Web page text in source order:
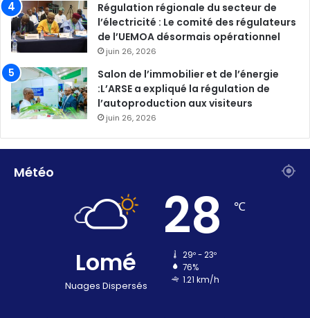
Régulation régionale du secteur de
l’électricité : Le comité des régulateurs
de l’UEMOA désormais opérationnel
juin 26, 2026
Salon de l’immobilier et de l’énergie
:L’ARSE a expliqué la régulation de
l’autoproduction aux visiteurs
juin 26, 2026
Météo
Lomé
Nuages Dispersés
28 ℃
29º - 23º
76%
1.21 km/h